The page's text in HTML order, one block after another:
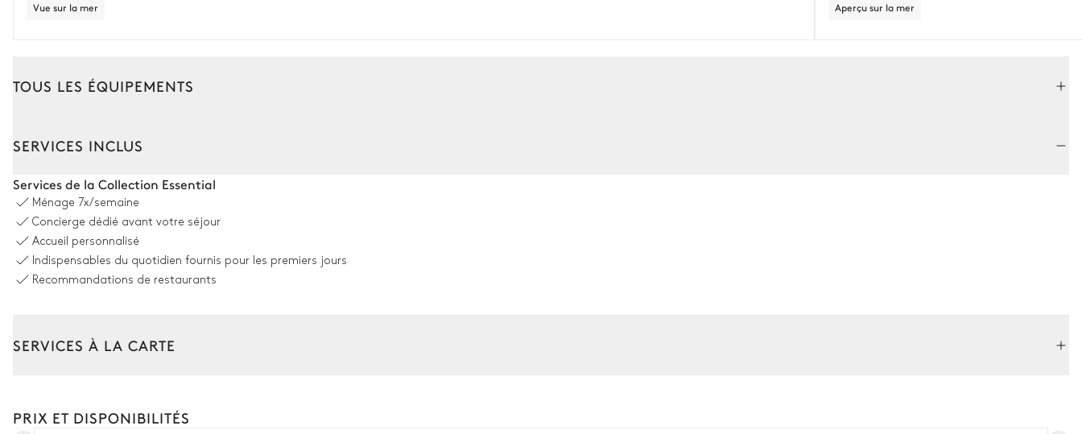
Vue sur la mer Aperçu sur la mer
TOUS LES ÉQUIPEMENTS
Table
Piscine 1
SERVICES INCLUS
Services de la Collection Essential
Ménage 7x/semaine
Concierge dédié avant votre séjour
Accueil personnalisé
Indispensables du quotidien fournis pour les premiers jours
Recommandations de restaurants
SERVICES À LA CARTE
PRIX ET DISPONIBILITÉS